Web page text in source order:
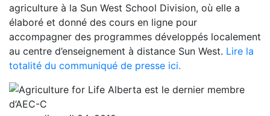
agriculture à la Sun West School Division, où elle a
élaboré et donné des cours en ligne pour
accompagner des programmes développés localement
au centre d’enseignement à distance Sun West. Lire la
totalité du communiqué de presse ici.